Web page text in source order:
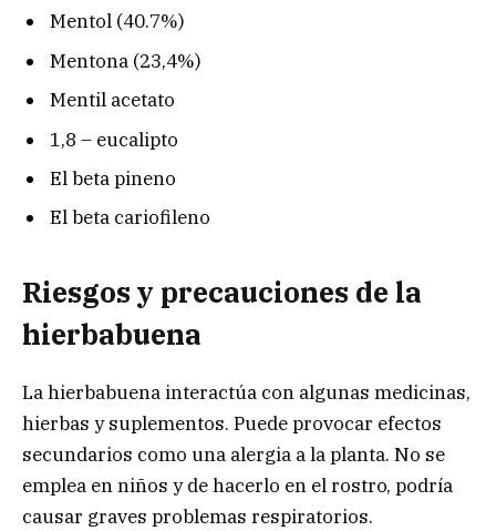
Mentol (40.7%)
Mentona (23,4%)
Mentil acetato
1,8 – eucalipto
El beta pineno
El beta cariofileno
Riesgos y precauciones de la
hierbabuena
La hierbabuena interactúa con algunas medicinas,
hierbas y suplementos. Puede provocar efectos
secundarios como una alergia a la planta. No se
emplea en niños y de hacerlo en el rostro, podría
causar graves problemas respiratorios.